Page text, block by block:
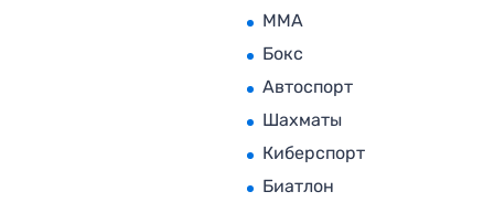
MMA
Бокс
Автоспорт
Шахматы
Киберспорт
Биатлон